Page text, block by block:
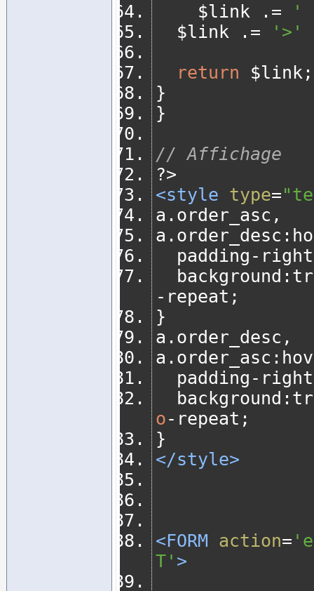
		$link
.=
'
	$link
.= '>'
return $link;
}
}
// Affichage
?>
<style type=
a . order_asc ,
a . order_desc :
	padding
- right
	background
:
- repeat ;
}
a . order_desc ,
a . order_asc :
	padding
- right
	background
:
o- repeat ;
}
</style>
<FORM action=
T' >